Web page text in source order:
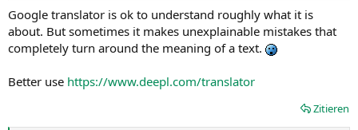
Google translator is ok to understand roughly what it is
about. But sometimes it makes unexplainable mistakes that
completely turn around the meaning of a text.
Better use https://www.deepl.com/translator
Zitieren